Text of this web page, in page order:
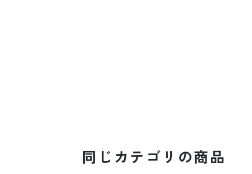
同じカテゴリの商品